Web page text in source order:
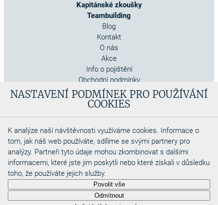
NASTAVENÍ PODMÍNEK PRO POUŽÍVÁNÍ
COOKIES
K analýze naší návštěvnosti využíváme cookies. Informace o
tom, jak náš web používáte, sdílíme se svými partnery pro
analýzy. Partneři tyto údaje mohou zkombinovat s dalšími
informacemi, které jste jim poskytli nebo které získali v důsledku
toho, že používáte jejich služby.
Povolit vše
Odmítnout
Kapitánské zkoušky
Teambuilding
Blog
Kontakt
O nás
Akce
Info o pojištění
Obchodní podmínky
Cookies
Copyright 2026
Aquadino s.r.o
Webdesigned by